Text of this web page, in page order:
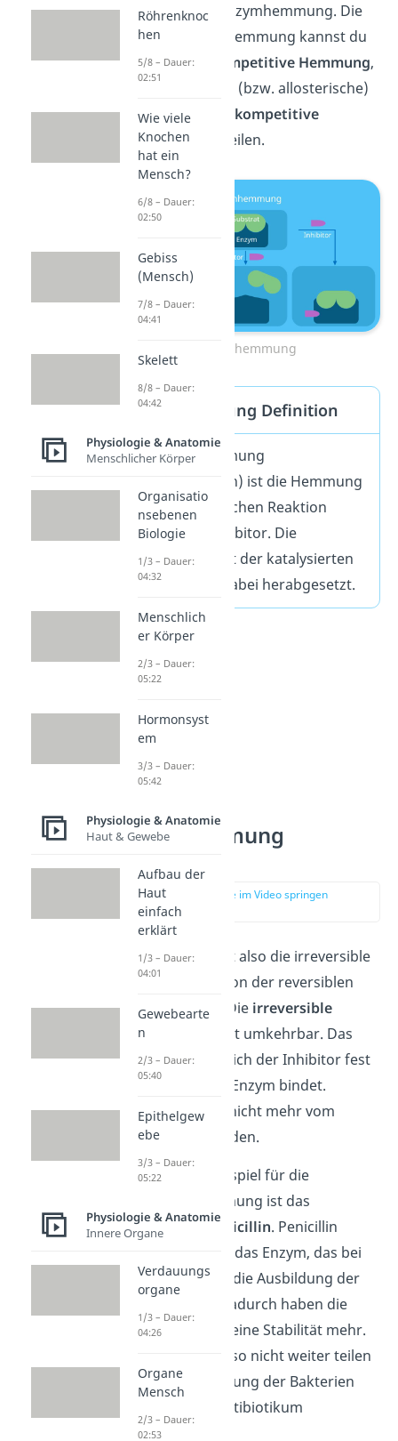
(umkehrbaren) Enzymhemmung. Die
reversible Enzymhemmung kannst du
noch weiter in
kompetitive Hemmung,
(bzw. allosterische)
Hemmungund
unkompetitive
Hemmungunterteilen.
Enzymhemmung
Enzymhemmung Definition
Die Enzymhemmung
(Enzyminhibition) ist die Hemmung
einer enzymatischen Reaktion
durch einen Inhibitor. Die
Geschwindigkeit der katalysierten
Reaktion wird dabei herabgesetzt.
Enzymhemmung
zur Stelle im Video springen
Du unterscheidest also die irreversible
Enzyminhibition von der reversiblen
Enzyminhibition. Die irreversible
Hemmung
ist nicht umkehrbar. Das
liegt daran, dass sich der Inhibitor fest
(kovalent) an das Enzym bindet.
Dadurch kann er nicht mehr vom
Enzym gelöst werden.
Ein bekanntes Beispiel für die
irreversible Hemmung ist das
Antibiotikum Penicillin. Penicillin
hemmt dauerhaft das Enzym, das bei
den Bakterien für die Ausbildung der
Zellwand sorgt. Dadurch haben die
Bakterienzellen
keine Stabilität mehr.
Sie können sich also nicht weiter teilen
und eine Vermehrung der Bakterien
wird durch das Antibiotikum
verhindert.
Röhrenknoc
hen
5/8 – Dauer:
02:51
Wie viele
Knochen
hat ein
Mensch?
6/8 – Dauer:
02:50
Gebiss
(Mensch)
7/8 – Dauer:
04:41
Skelett
8/8 – Dauer:
04:42
Physiologie & Anatomie
Menschlicher Körper
Organisatio
nsebenen
Biologie
1/3 – Dauer:
04:32
Menschlich
er Körper
2/3 – Dauer:
05:22
Hormonsyst
em
3/3 – Dauer:
05:42
Physiologie & Anatomie
Haut & Gewebe
Aufbau der
Haut
einfach
erklärt
1/3 – Dauer:
04:01
Gewebearte
n
2/3 – Dauer:
05:40
Epithelgew
ebe
3/3 – Dauer:
05:22
Physiologie & Anatomie
Innere Organe
Verdauungs
organe
1/3 – Dauer:
04:26
Organe
Mensch
2/3 – Dauer:
02:53